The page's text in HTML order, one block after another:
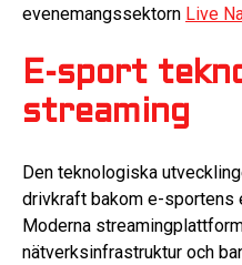
evenemangssektorn Live
E-sport
streaming
Den teknologiska
drivkraft bakom e-sportens
Moderna
nätverksinfrastruktur och